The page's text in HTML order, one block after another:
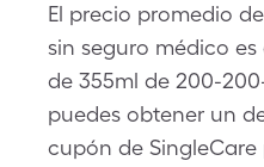
El precio promedio
sin seguro médico es
de 355ml de 200-
puedes obtener un
cupón de